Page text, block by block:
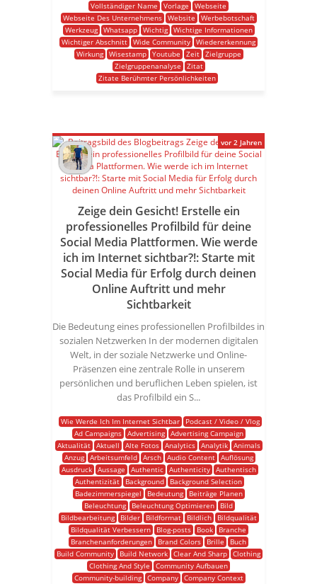
Vollständiger Name Vorlage
Webseite
Webseite Des Unternehmens
Website
Werbebotschaft
Werkzeug
Whatsapp Wichtig
Wichtige Informationen
Wichtiger Abschnitt Wide Community Wiedererkennung
Wirkung
Wisestamp Youtube Zeit
Zielgruppe
Zielgruppenanalyse
Zitat
Zitate Berühmter Persönlichkeiten
Zeige dein Gesicht! Erstelle ein
professionelles Profilbild für deine
Social Media Plattformen. Wie werde
ich im Internet sichtbar?!: Starte mit
Social Media für Erfolg durch deinen
Online Auftritt und mehr
Sichtbarkeit
Die Bedeutung eines professionellen Profilbildes in
sozialen Netzwerken In der modernen digitalen
Welt, in der soziale Netzwerke und Online-
Präsenzen eine zentrale Rolle in unserem
persönlichen und beruflichen Leben spielen, ist
das Profilbild ein S...
Wie Werde Ich Im Internet Sichtbar
Podcast / Video / Vlog
Ad Campaigns
Advertising
Advertising Campaign
Aktualität
Aktuell Alte Fotos Analytics Analytik
Animals
Anzug
Arbeitsumfeld Arsch Audio Content
Auflösung
Ausdruck
Aussage Authentic Authenticity
Authentisch
Authentizität
Background
Background Selection
Badezimmerspiegel
Bedeutung
Beiträge Planen
Beleuchtung
Beleuchtung Optimieren
Bild
Bildbearbeitung
Bilder Bildformat Bildlich
Bildqualität
Bildqualität Verbessern
Blog-posts Book
Branche
Branchenanforderungen
Brand Colors Brille
Buch
Build Community
Build Network Clear And Sharp Clothing
Clothing And Style
Community Aufbauen
Community-building
Company
Company Context
vor 2 Jahren